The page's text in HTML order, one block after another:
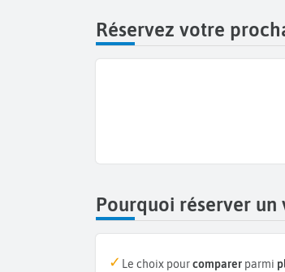
Réservez votre
Pourquoi réserver un
Le choix pourcomparer parmi